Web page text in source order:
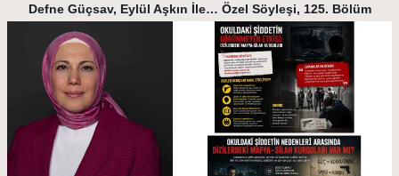
Defne Güçsav, Eylül Aşkın İle… Özel Söyleşi, 125. Bölüm